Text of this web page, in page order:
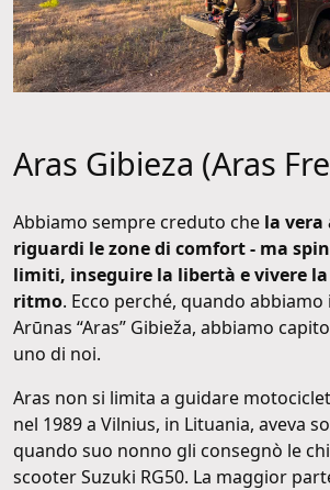
Aras Gibieza (Aras
Abbiamo sempre creduto che la
riguardi le zone di comfort - ma
limiti, inseguire la libertà e vivere
ritmo. Ecco perché, quando
Arūnas “Aras” Gibieža, abbiamo
uno di noi.
Aras non si limita a guidare
nel 1989 a Vilnius, in Lituania, aveva
quando suo nonno gli consegnò le
scooter Suzuki RG50. La maggior